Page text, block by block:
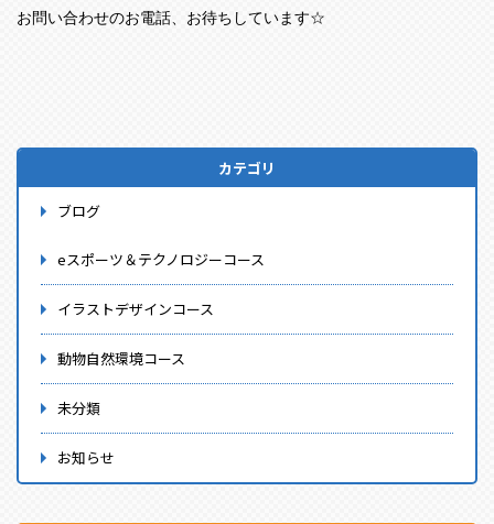
お問い合わせのお電話、お待ちしています☆
カテゴリ
ブログ
eスポーツ＆テクノロジーコース
イラストデザインコース
動物自然環境コース
未分類
お知らせ